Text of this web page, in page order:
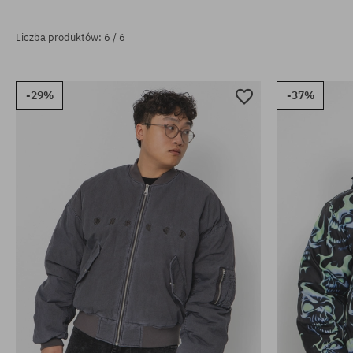
Liczba produktów: 6 / 6
-29% -37%